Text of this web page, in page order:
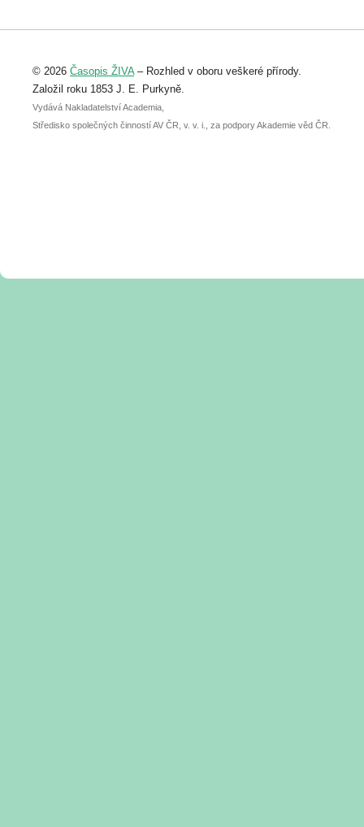
Registrovat se můžete do 6. září.
abstraktu přihlášené přednášky nebo
posteru je už 30. června.
© 2026 Časopis ŽIVA– Rozhled v oboru veškeré přírody.
Založil roku 1853 J. E. Purkyně.
Vydává Nakladatelství Academia,
Středisko společných činností AV ČR, v. v. i., za podpory Akademie věd ČR.